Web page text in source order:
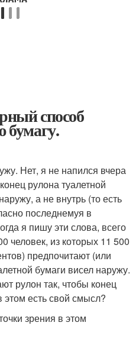
способ
бумагу.
Нет, я не напился вчера
рулона туалетной
а не внутрь (то есть
последнемуя в
я пишу эти слова, всего
человек, из которых 11 500
предпочитают (или
бумаги висел наружу.
рулон так, чтобы конец
есть свой смысл?
зрения в этом